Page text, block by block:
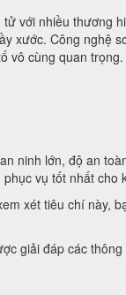
với nhiều thương
xước. Công nghệ
vô cùng quan trọng.
ninh lớn, độ an
vụ tốt nhất cho
xét tiêu chí này,
giải đáp các